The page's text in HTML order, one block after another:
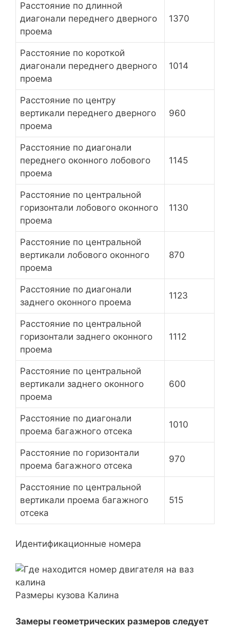
Расстояние по длинной
диагонали переднего дверного
проема
1370
Расстояние по короткой
диагонали переднего дверного
проема
1014
Расстояние по центру
вертикали переднего дверного
проема
960
Расстояние по диагонали
переднего оконного лобового
проема
1145
Расстояние по центральной
горизонтали лобового оконного
проема
1130
Расстояние по центральной
вертикали лобового оконного
проема
870
Расстояние по диагонали
заднего оконного проема
1123
Расстояние по центральной
горизонтали заднего оконного
проема
1112
Расстояние по центральной
вертикали заднего оконного
проема
600
Расстояние по диагонали
проема багажного отсека
1010
Расстояние по горизонтали
проема багажного отсека
970
Расстояние по центральной
вертикали проема багажного
отсека
515
Идентификационные номера
Размеры кузова Калина
Замеры геометрических размеров следует